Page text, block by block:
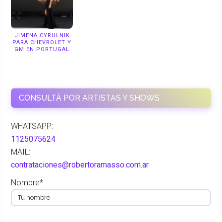
JIMENA CYRULNIK
PARA CHEVROLET Y
GM EN PORTUGAL
CONSULTÁ POR ARTISTAS Y SHOWS
WHATSAPP:
1125075624
MAIL:
contrataciones@robertoramasso.com.ar
Nombre*